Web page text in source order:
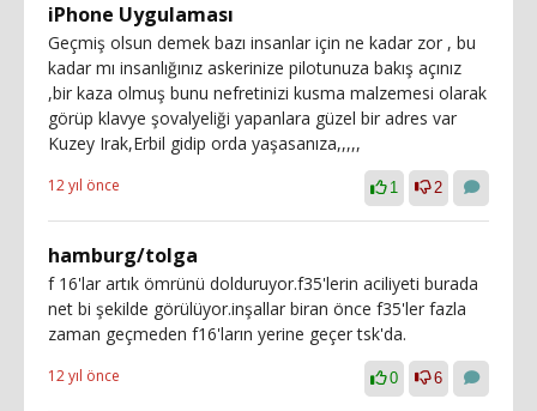
iPhone Uygulaması
Geçmiş olsun demek bazı insanlar için ne kadar zor , bu
kadar mı insanlığınız askerinize pilotunuza bakış açınız
,bir kaza olmuş bunu nefretinizi kusma malzemesi olarak
görüp klavye şovalyeliği yapanlara güzel bir adres var
Kuzey Irak,Erbil gidip orda yaşasanıza,,,,,
12 yıl önce 1 2
hamburg/tolga
f 16'lar artık ömrünü dolduruyor.f35'lerin aciliyeti burada
net bi şekilde görülüyor.inşallar biran önce f35'ler fazla
zaman geçmeden f16'ların yerine geçer tsk'da.
12 yıl önce 0 6